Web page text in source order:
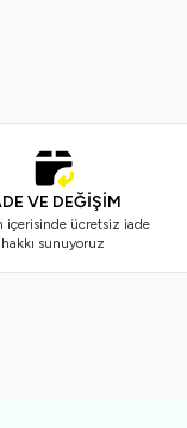
VE DEĞİŞİM
içerisinde ücretsiz iade
hakkı sunuyoruz